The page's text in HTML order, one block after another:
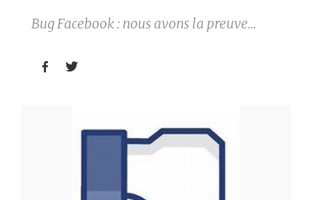
Bug Facebook : nous avons la preuve...
 